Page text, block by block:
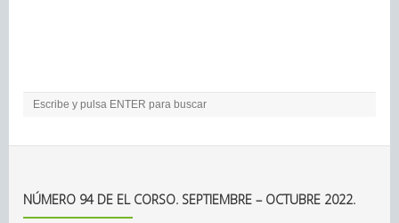
NÚMERO 94 DE EL CORSO. SEPTIEMBRE – OCTUBRE 2022.